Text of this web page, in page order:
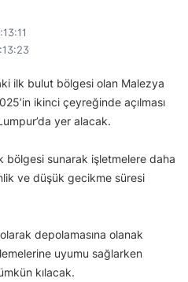
ilk bulut bölgesi olan Malezya
ikinci çeyreğinde açılması
yer alacak.
bölgesi sunarak işletmelere daha
ve düşük gecikme süresi
depolamasına olanak
uyumu sağlarken
kılacak.